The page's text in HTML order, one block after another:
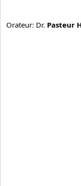
Orateur: Dr. Pasteur